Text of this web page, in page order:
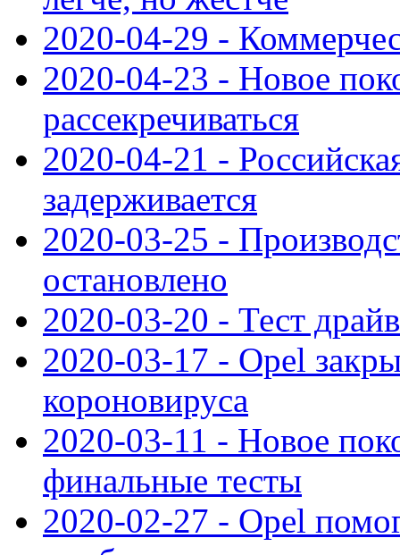
2020-04-29 -
2020-04-23 - Новое
рассекречиваться
2020-04-21 -
задерживается
2020-03-25 -
остановлено
2020-03-20 - Тест
2020-03-17 - Opel
короновируса
2020-03-11 - Новое
финальные тесты
2020-02-27 - Opel